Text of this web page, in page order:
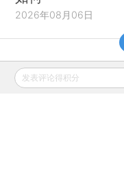
2026年08月06日
财新移动
发表评论得积分